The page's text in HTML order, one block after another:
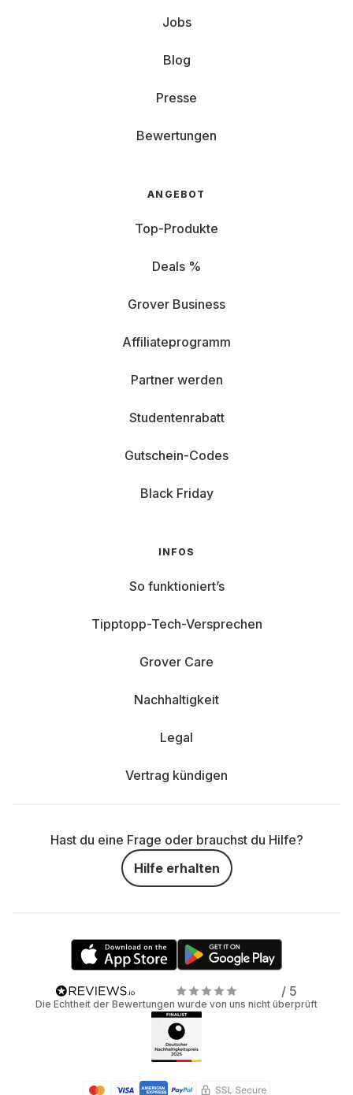
Jobs
Blog
Presse
Bewertungen
ANGEBOT
Top-Produkte
Deals %
Grover Business
Affiliateprogramm
Partner werden
Studentenrabatt
Gutschein-Codes
Black Friday
INFOS
So funktioniert’s
Tipptopp-Tech-Versprechen
Grover Care
Nachhaltigkeit
Legal
Vertrag kündigen
Hast du eine Frage oder brauchst du Hilfe?
Hilfe erhalten
/ 5
Die Echtheit der Bewertungen wurde von uns nicht überprüft